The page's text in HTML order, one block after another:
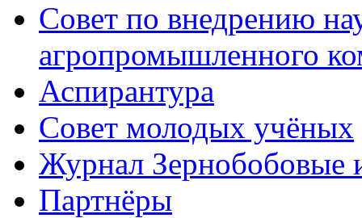
Совет по внедрению
агропромышленного
Аспирантура
Совет молодых учёных
Журнал Зернобобовые
Партнёры